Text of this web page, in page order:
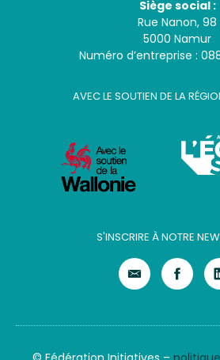
Siège social :
Rue Nanon, 98
5000 Namur
Numéro d’entreprise :
AVEC LE SOUTIEN DE LA
S'INSCRIRE À NOTRE